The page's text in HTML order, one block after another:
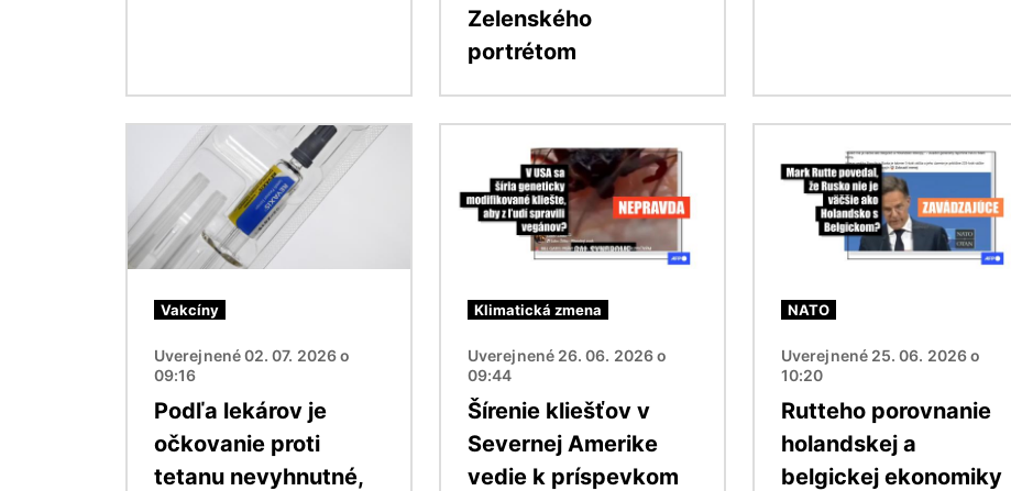
Zelenského
portrétom
Vakcíny
Uverejnené 02. 07. 2026 o
09:16
Podľa lekárov je
očkovanie proti
tetanu nevyhnutné,
Klimatická zmena
Uverejnené 26. 06. 2026 o
09:44
Šírenie kliešťov v
Severnej Amerike
vedie k príspevkom
NATO
Uverejnené 25. 06. 2026 o
10:20
Rutteho porovnanie
holandskej a
belgickej ekonomiky